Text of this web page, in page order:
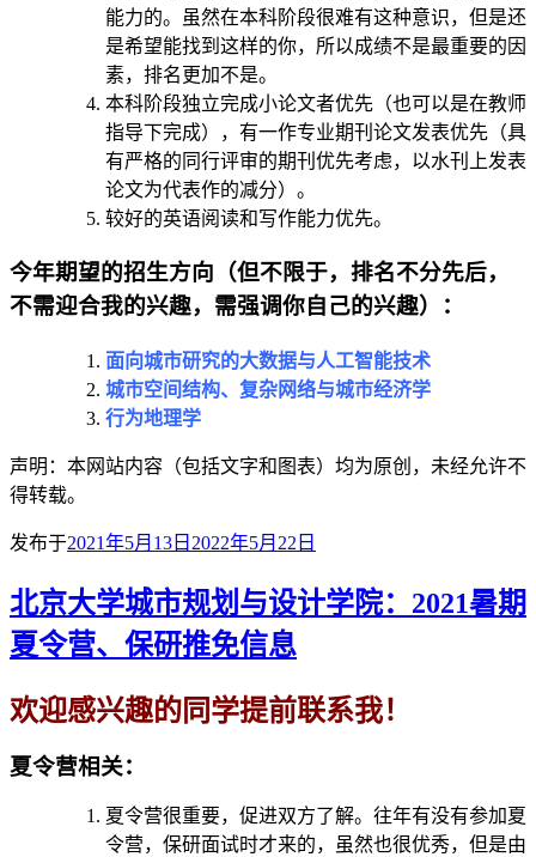
能力的。虽然在本科阶段很难有这种意识，但是还
是希望能找到这样的你，所以成绩不是最重要的因
素，排名更加不是。
本科阶段独立完成小论文者优先（也可以是在教师
指导下完成），有一作专业期刊论文发表优先（具
有严格的同行评审的期刊优先考虑，以水刊上发表
论文为代表作的减分）。
较好的英语阅读和写作能力优先。
今年期望的招生方向（但不限于，排名不分先后，
不需迎合我的兴趣，需强调你自己的兴趣）：
面向城市研究的大数据与人工智能技术
城市空间结构、复杂网络与城市经济学
行为地理学
声明：本网站内容（包括文字和图表）均为原创，未经允许不
得转载。
发布于2021年5月13日 2022年5月22日
北京大学城市规划与设计学院：2021暑期
夏令营、保研推免信息
欢迎感兴趣的同学提前联系我！
夏令营相关：
夏令营很重要，促进双方了解。往年有没有参加夏
令营，保研面试时才来的，虽然也很优秀，但是由